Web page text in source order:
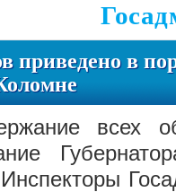
приведено в
всех